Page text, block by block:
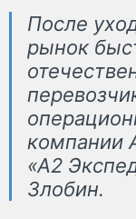
После
рынок
компании
«А2
Злобин.